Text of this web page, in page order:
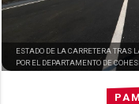
ESTADO DE LA CARRETERA TRAS
POR EL DEPARTAMENTO DE